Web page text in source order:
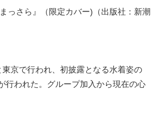
っさら』（限定カバー)（出版社：新潮
京で行われ、初披露となる水着姿の
行われた。グループ加入から現在の心